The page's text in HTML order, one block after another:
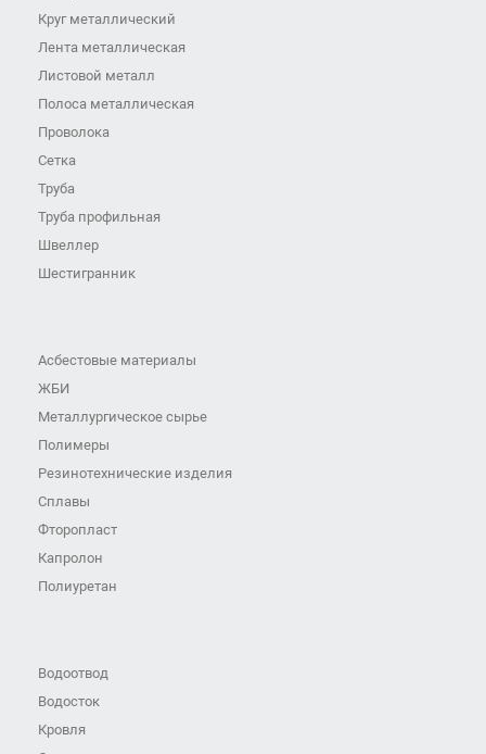
Круг металлический
Лента металлическая
Листовой металл
Полоса металлическая
Проволока
Сетка
Труба
Труба профильная
Швеллер
Шестигранник
Асбестовые материалы
ЖБИ
Металлургическое сырье
Полимеры
Резинотехнические изделия
Сплавы
Фторопласт
Капролон
Полиуретан
Водоотвод
Водосток
Кровля